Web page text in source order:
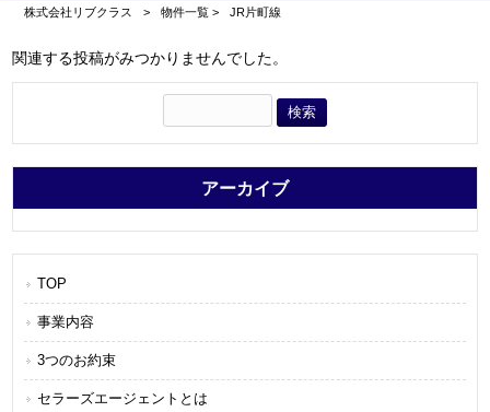
株式会社リブクラス > 物件一覧 > JR片町線
関連する投稿がみつかりませんでした。
アーカイブ
TOP
事業内容
3つのお約束
セラーズエージェントとは